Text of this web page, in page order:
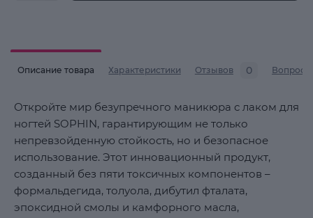
Описание товара Характеристики Отзывов 0 Вопросы
Откройте мир безупречного маникюра с лаком для
ногтей SOPHIN, гарантирующим не только
непревзойденную стойкость, но и безопасное
использование. Этот инновационный продукт,
созданный без пяти токсичных компонентов –
формальдегида, толуола, дибутил фталата,
эпоксидной смолы и камфорного масла,